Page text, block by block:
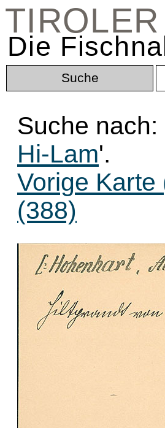
Die
Suche
Suche nach:
Hi-Lam'.
Vorige Karte
(388)